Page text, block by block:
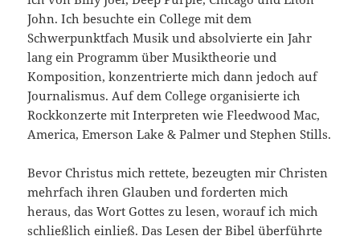
John. Ich besuchte ein College mit dem
Schwerpunktfach Musik und absolvierte ein Jahr
lang ein Programm über Musiktheorie und
Komposition, konzentrierte mich dann jedoch auf
Journalismus. Auf dem College organisierte ich
Rockkonzerte mit Interpreten wie Fleedwood Mac,
America, Emerson Lake & Palmer und Stephen Stills.
Bevor Christus mich rettete, bezeugten mir Christen
mehrfac­h ihren Glauben und forderten mich
heraus, das Wort Gottes zu lesen, worauf ich mich
schließlich einließ. Das Lesen der Bibel überführte